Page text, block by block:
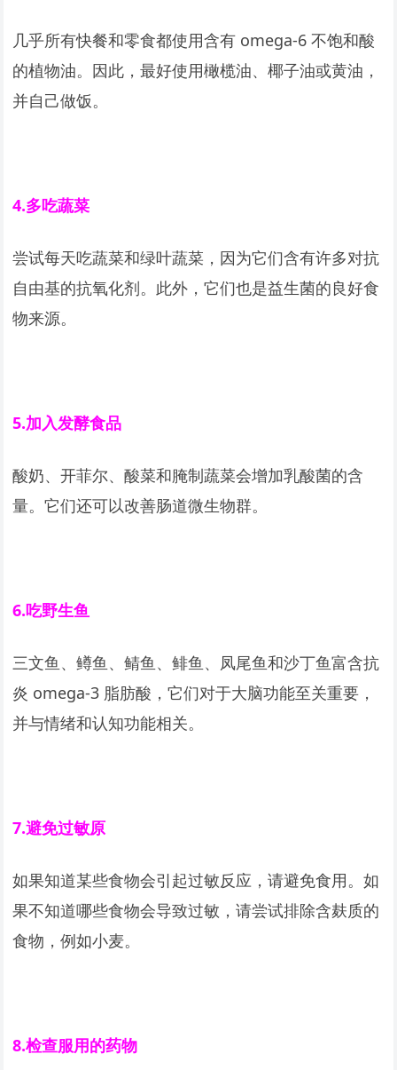
几乎所有快餐和零食都使用含有 omega-6 不饱和酸
的植物油。因此，最好使用橄榄油、椰子油或黄油，
并自己做饭。
4.多吃蔬菜
尝试每天吃蔬菜和绿叶蔬菜，因为它们含有许多对抗
自由基的抗氧化剂。此外，它们也是益生菌的良好食
物来源。
5.加入发酵食品
酸奶、开菲尔、酸菜和腌制蔬菜会增加乳酸菌的含
量。它们还可以改善肠道微生物群。
6.吃野生鱼
三文鱼、鳟鱼、鲭鱼、鲱鱼、凤尾鱼和沙丁鱼富含抗
炎 omega-3 脂肪酸，它们对于大脑功能至关重要，
并与情绪和认知功能相关。
7.避免过敏原
如果知道某些食物会引起过敏反应，请避免食用。如
果不知道哪些食物会导致过敏，请尝试排除含麸质的
食物，例如小麦。
8.检查服用的药物